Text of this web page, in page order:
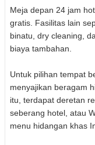
Meja depan 24 jam
gratis. Fasilitas lain
binatu, dry cleaning,
biaya tambahan.
Untuk pilihan tempat
menyajikan beragam
itu, terdapat deretan
seberang hotel, atau
menu hidangan khas